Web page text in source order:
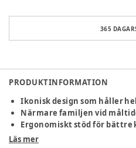
365
PRODUKTINFORMATION
Ikonisk design som håller
Närmare familjen vid
Ergonomiskt stöd för
Växer med barnet under
Läs mer